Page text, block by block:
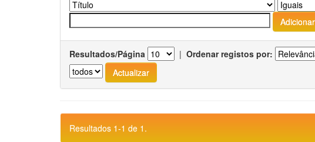
Resultados/Página | Ordenar registos por:
Resultados 1-1 de 1.